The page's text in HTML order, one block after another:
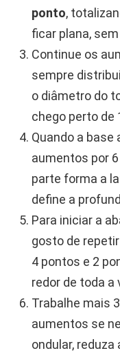
ponto,
ficar plana,
Continue os
sempre
o diâmetro do
chego perto de
Quando a base
aumentos por
parte forma a
define a
Para iniciar a
gosto de
4 pontos e 2
redor de toda a
Trabalhe mais
aumentos se
ondular,